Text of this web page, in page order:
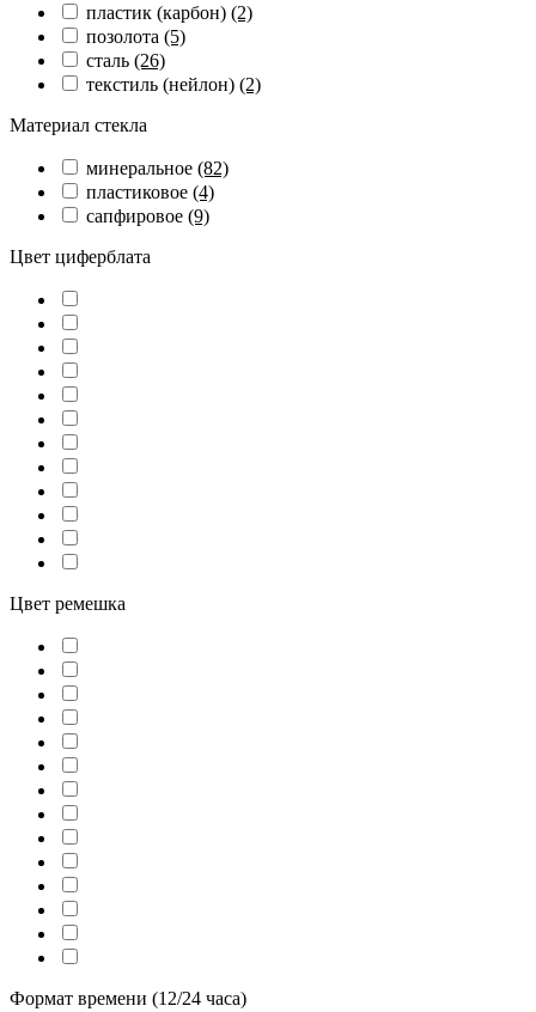
пластик (карбон) (2)
позолота (5)
сталь (26)
текстиль (нейлон) (2)
Материал стекла
минеральное (82)
пластиковое (4)
сапфировое (9)
Цвет циферблата
Цвет ремешка
Формат времени (12/24 часа)